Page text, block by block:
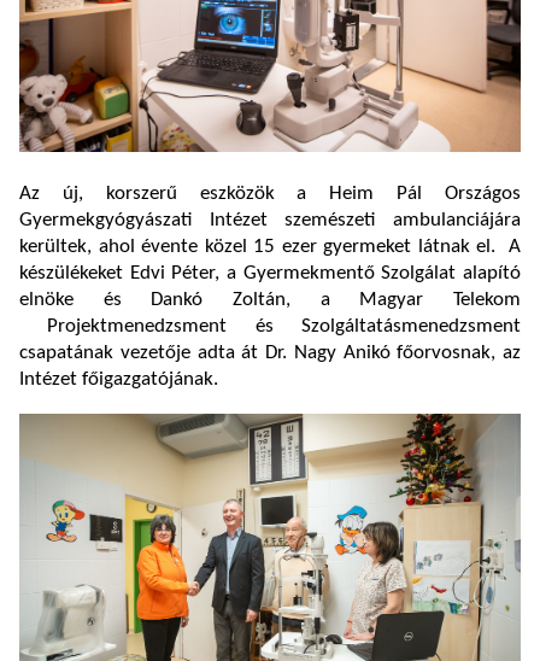
Az új, korszerű eszközök a Heim Pál Országos
Gyermekgyógyászati Intézet szemészeti ambulanciájára
kerültek, ahol évente közel 15 ezer gyermeket látnak el. A
készülékeket Edvi Péter, a Gyermekmentő Szolgálat alapító
elnöke és Dankó Zoltán, a Magyar Telekom
Projektmenedzsment és Szolgáltatásmenedzsment
csapatának vezetője adta át Dr. Nagy Anikó főorvosnak, az
Intézet főigazgatójának.